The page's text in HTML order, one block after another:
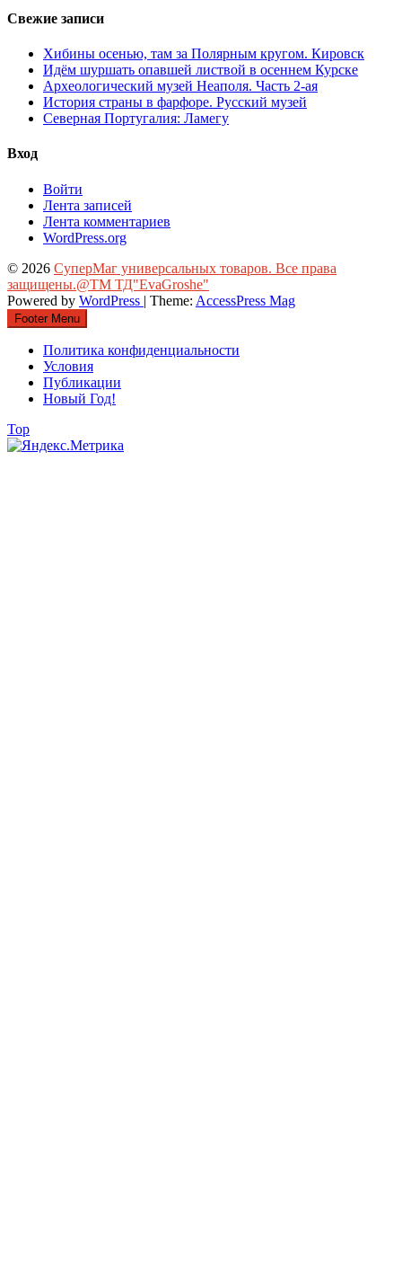
Свежие записи
Хибины осенью, там за Полярным кругом. Кировск
Идём шуршать опавшей листвой в осеннем Курске
Археологический музей Неаполя. Часть 2-ая
История страны в фарфоре. Русский музей
Северная Португалия: Ламегу
Вход
Войти
Лента записей
Лента комментариев
WordPress.org
© 2026 СуперМаг универсальных товаров. Все права
защищены.@ТМ ТД"EvaGroshe"
Powered by WordPress | Theme: AccessPress Mag
Footer Menu
Политика конфиденциальности
Условия
Публикации
Новый Год!
Top